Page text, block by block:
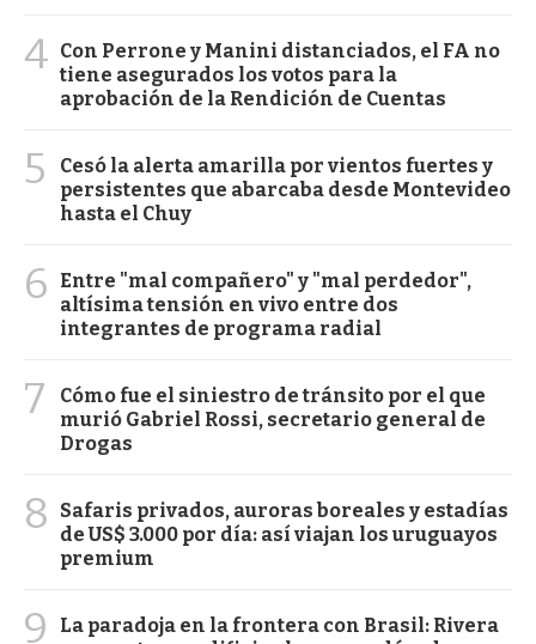
4 Con Perrone y Manini distanciados, el FA no
tiene asegurados los votos para la
aprobación de la Rendición de Cuentas
5
Cesó la alerta amarilla por vientos fuertes y
persistentes que abarcaba desde Montevideo
hasta el Chuy
6
Entre "mal compañero" y "mal perdedor",
altísima tensión en vivo entre dos
integrantes de programa radial
7
Cómo fue el siniestro de tránsito por el que
murió Gabriel Rossi, secretario general de
Drogas
8
Safaris privados, auroras boreales y estadías
de US$ 3.000 por día: así viajan los uruguayos
premium
9
La paradoja en la frontera con Brasil: Rivera